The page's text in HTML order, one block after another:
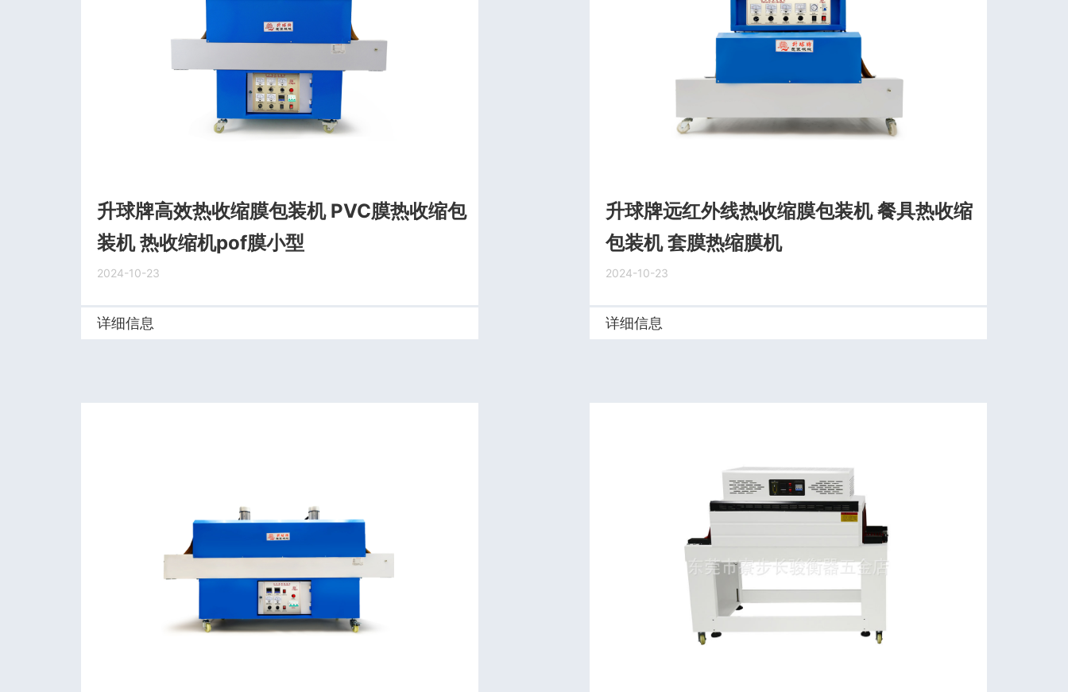
升球牌高效热收缩膜包装机 PVC膜热收缩包
装机 热收缩机pof膜小型
2024-10-23
详细信息
升球牌远红外线热收缩膜包装机 餐具热收缩
包装机 套膜热缩膜机
2024-10-23
详细信息